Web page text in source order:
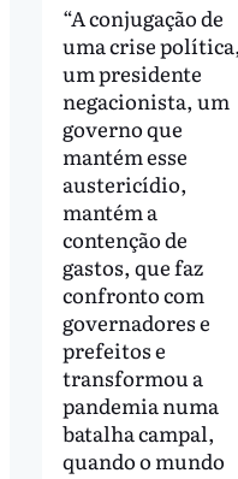
“A conjugação de
uma crise política,
um presidente
negacionista, um
governo que
mantém esse
austericídio,
mantém a
contenção de
gastos, que faz
confronto com
governadores e
prefeitos e
transformou a
pandemia numa
batalha campal,
quando o mundo